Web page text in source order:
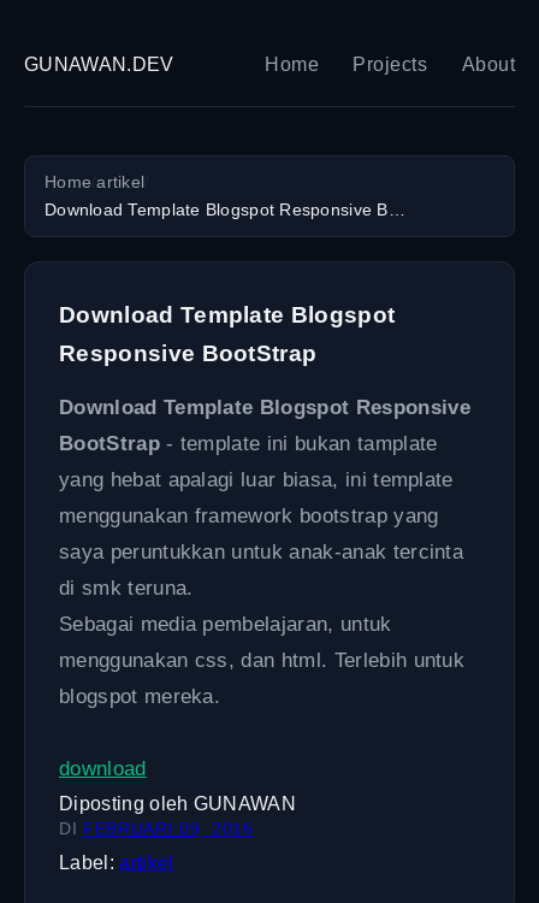
GUNAWAN.DEV Home Projects About
Home /artikel
Download Template Blogspot Responsive BootStrap
Download Template Blogspot
Responsive BootStrap
Download Template Blogspot Responsive
BootStrap- template ini bukan tamplate
yang hebat apalagi luar biasa, ini template
menggunakan framework bootstrap yang
saya peruntukkan untuk anak-anak tercinta
di smk teruna.
Sebagai media pembelajaran, untuk
menggunakan css, dan html. Terlebih untuk
blogspot mereka.
download
Diposting oleh GUNAWAN
DI FEBRUARI 09, 2016
Label: artikel